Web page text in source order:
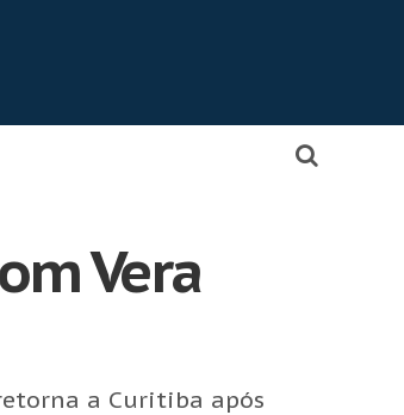
Vera
a Curitiba após